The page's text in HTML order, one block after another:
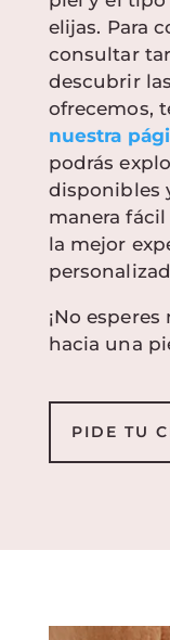
elijas. Para
consultar
descubrir
ofrecemos,
nuestra
podrás
disponibles
manera
la mejor
¡No
hacia una
PIDE TU